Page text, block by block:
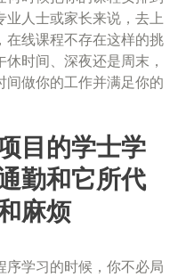
业人士或家长来说，去上
在线课程不存在这样的挑
时间、深夜还是周末，
间做你的工作并满足你的
目的学士学
勤和它所代
麻烦
序学习的时候，你不必局